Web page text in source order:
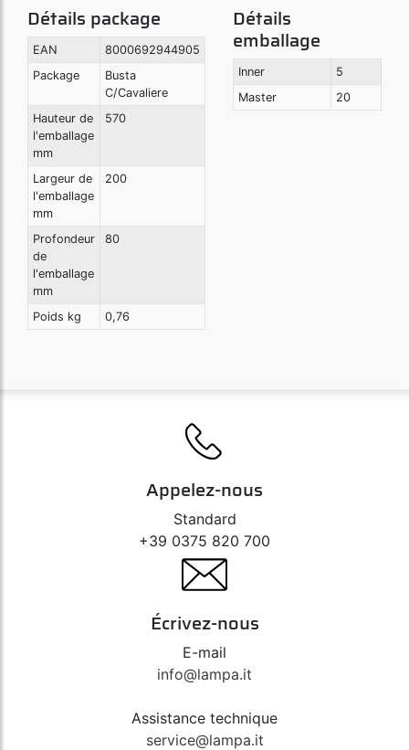
Détails package
EAN
8000692944905
Package
Busta
C/Cavaliere
Hauteur de
l'emballage
mm
570
Largeur de
l'emballage
mm
200
Profondeur
de
l'emballage
mm
80
Poids kg 0,76
Détails
emballage
Inner
5
Master
20
Appelez-nous
Standard
+39 0375 820 700
Écrivez-nous
E-mail
info@lampa.it
Assistance technique
service@lampa.it